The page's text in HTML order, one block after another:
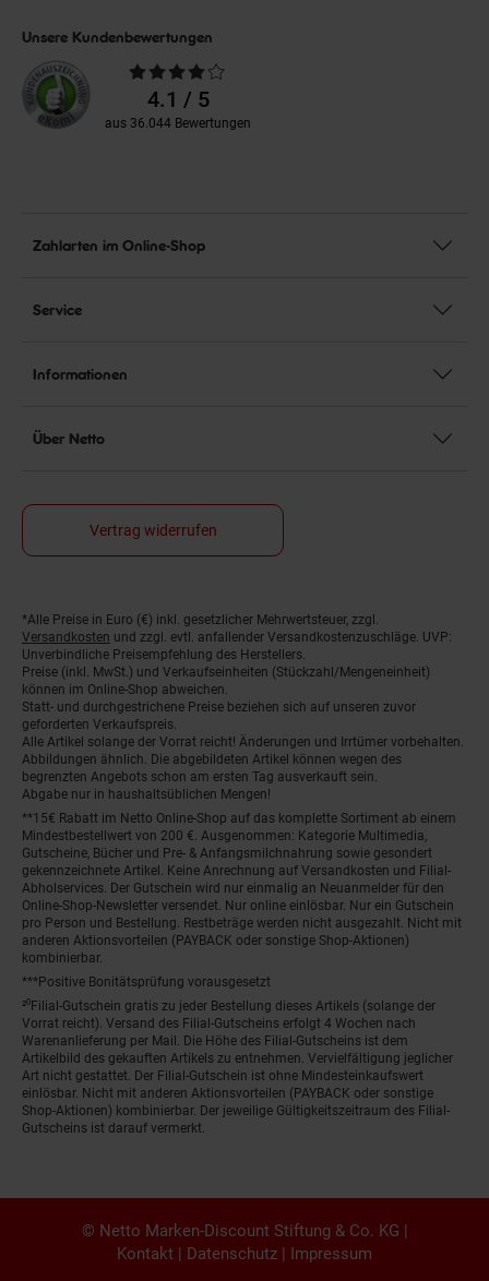
Unsere Kundenbewertungen
Durchschnittliche
Bewertungen4.1 / 5
aus 36.044 Bewertungen
Zahlarten im Online-Shop
Service
Informationen
Über Netto
Vertrag widerrufen
Fußnoten
*Alle Preise in Euro (€) inkl. gesetzlicher Mehrwertsteuer, zzgl.
Versandkosten und zzgl. evtl. anfallender Versandkostenzuschläge. UVP:
Unverbindliche Preisempfehlung des Herstellers.
Preise (inkl. MwSt.) und Verkaufseinheiten (Stückzahl/Mengeneinheit)
können im Online-Shop abweichen.
Statt- und durchgestrichene Preise beziehen sich auf unseren zuvor
geforderten Verkaufspreis.
Alle Artikel solange der Vorrat reicht! Änderungen und Irrtümer vorbehalten.
Abbildungen ähnlich. Die abgebildeten Artikel können wegen des
begrenzten Angebots schon am ersten Tag ausverkauft sein.
Abgabe nur in haushaltsüblichen Mengen!
**15€ Rabatt im Netto Online-Shop auf das komplette Sortiment ab einem
Mindestbestellwert von 200 €. Ausgenommen: Kategorie Multimedia,
Gutscheine, Bücher und Pre- & Anfangsmilchnahrung sowie gesondert
gekennzeichnete Artikel. Keine Anrechnung auf Versandkosten und Filial-
Abholservices. Der Gutschein wird nur einmalig an Neuanmelder für den
Online-Shop-Newsletter versendet. Nur online einlösbar. Nur ein Gutschein
pro Person und Bestellung. Restbeträge werden nicht ausgezahlt. Nicht mit
anderen Aktionsvorteilen (PAYBACK oder sonstige Shop-Aktionen)
kombinierbar.
***Positive Bonitätsprüfung vorausgesetzt
²⁰Filial-Gutschein gratis zu jeder Bestellung dieses Artikels (solange der
Vorrat reicht). Versand des Filial-Gutscheins erfolgt 4 Wochen nach
Warenanlieferung per Mail. Die Höhe des Filial-Gutscheins ist dem
Artikelbild des gekauften Artikels zu entnehmen. Vervielfältigung jeglicher
Art nicht gestattet. Der Filial-Gutschein ist ohne Mindesteinkaufswert
einlösbar. Nicht mit anderen Aktionsvorteilen (PAYBACK oder sonstige
Shop-Aktionen) kombinierbar. Der jeweilige Gültigkeitszeitraum des Filial-
Gutscheins ist darauf vermerkt.
© Netto Marken-Discount Stiftung & Co. KG |
Kontakt | Datenschutz | Impressum